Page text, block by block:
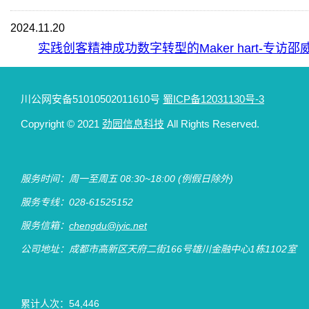
2024.11.20
实践创客精神成功数字转型的Maker hart-专访邵
2024.09.24
IPOE艾葆科技志
川公网安备51010502011610号 蜀ICP备12031130号-3
Copyright © 2021 劲园信息科技 All Rights Reserved.
服务时间：周一至周五 08:30~18:00 (例假日除外)
服务专线：028-61525152
服务信箱： chengdu@jyic.net
公司地址：成都市高新区天府二街166号雄川金融中心1栋1102室
累计人次： 54,446